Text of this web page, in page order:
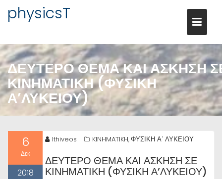
Μεταπηδήστε
physicsT
ΔΕΥΤΕΡΟ ΘΕΜΑ ΚΑΙ ΑΣΚΗΣΗ
ΚΙΝΗΜΑΤΙΚΗ (ΦΥΣΙΚΗ
Α’ΛΥΚΕΙΟΥ)
6
Δεκ
2018
lthiveos KINHMATIKH,ΦΥΣΙΚΗ Α' ΛΥΚΕΙΟΥ
ΔΕΥΤΕΡΟ ΘΕΜΑ ΚΑΙ ΑΣΚΗΣΗ ΣΕ
ΚΙΝΗΜΑΤΙΚΗ (ΦΥΣΙΚΗ Α’ΛΥΚΕΙΟΥ)